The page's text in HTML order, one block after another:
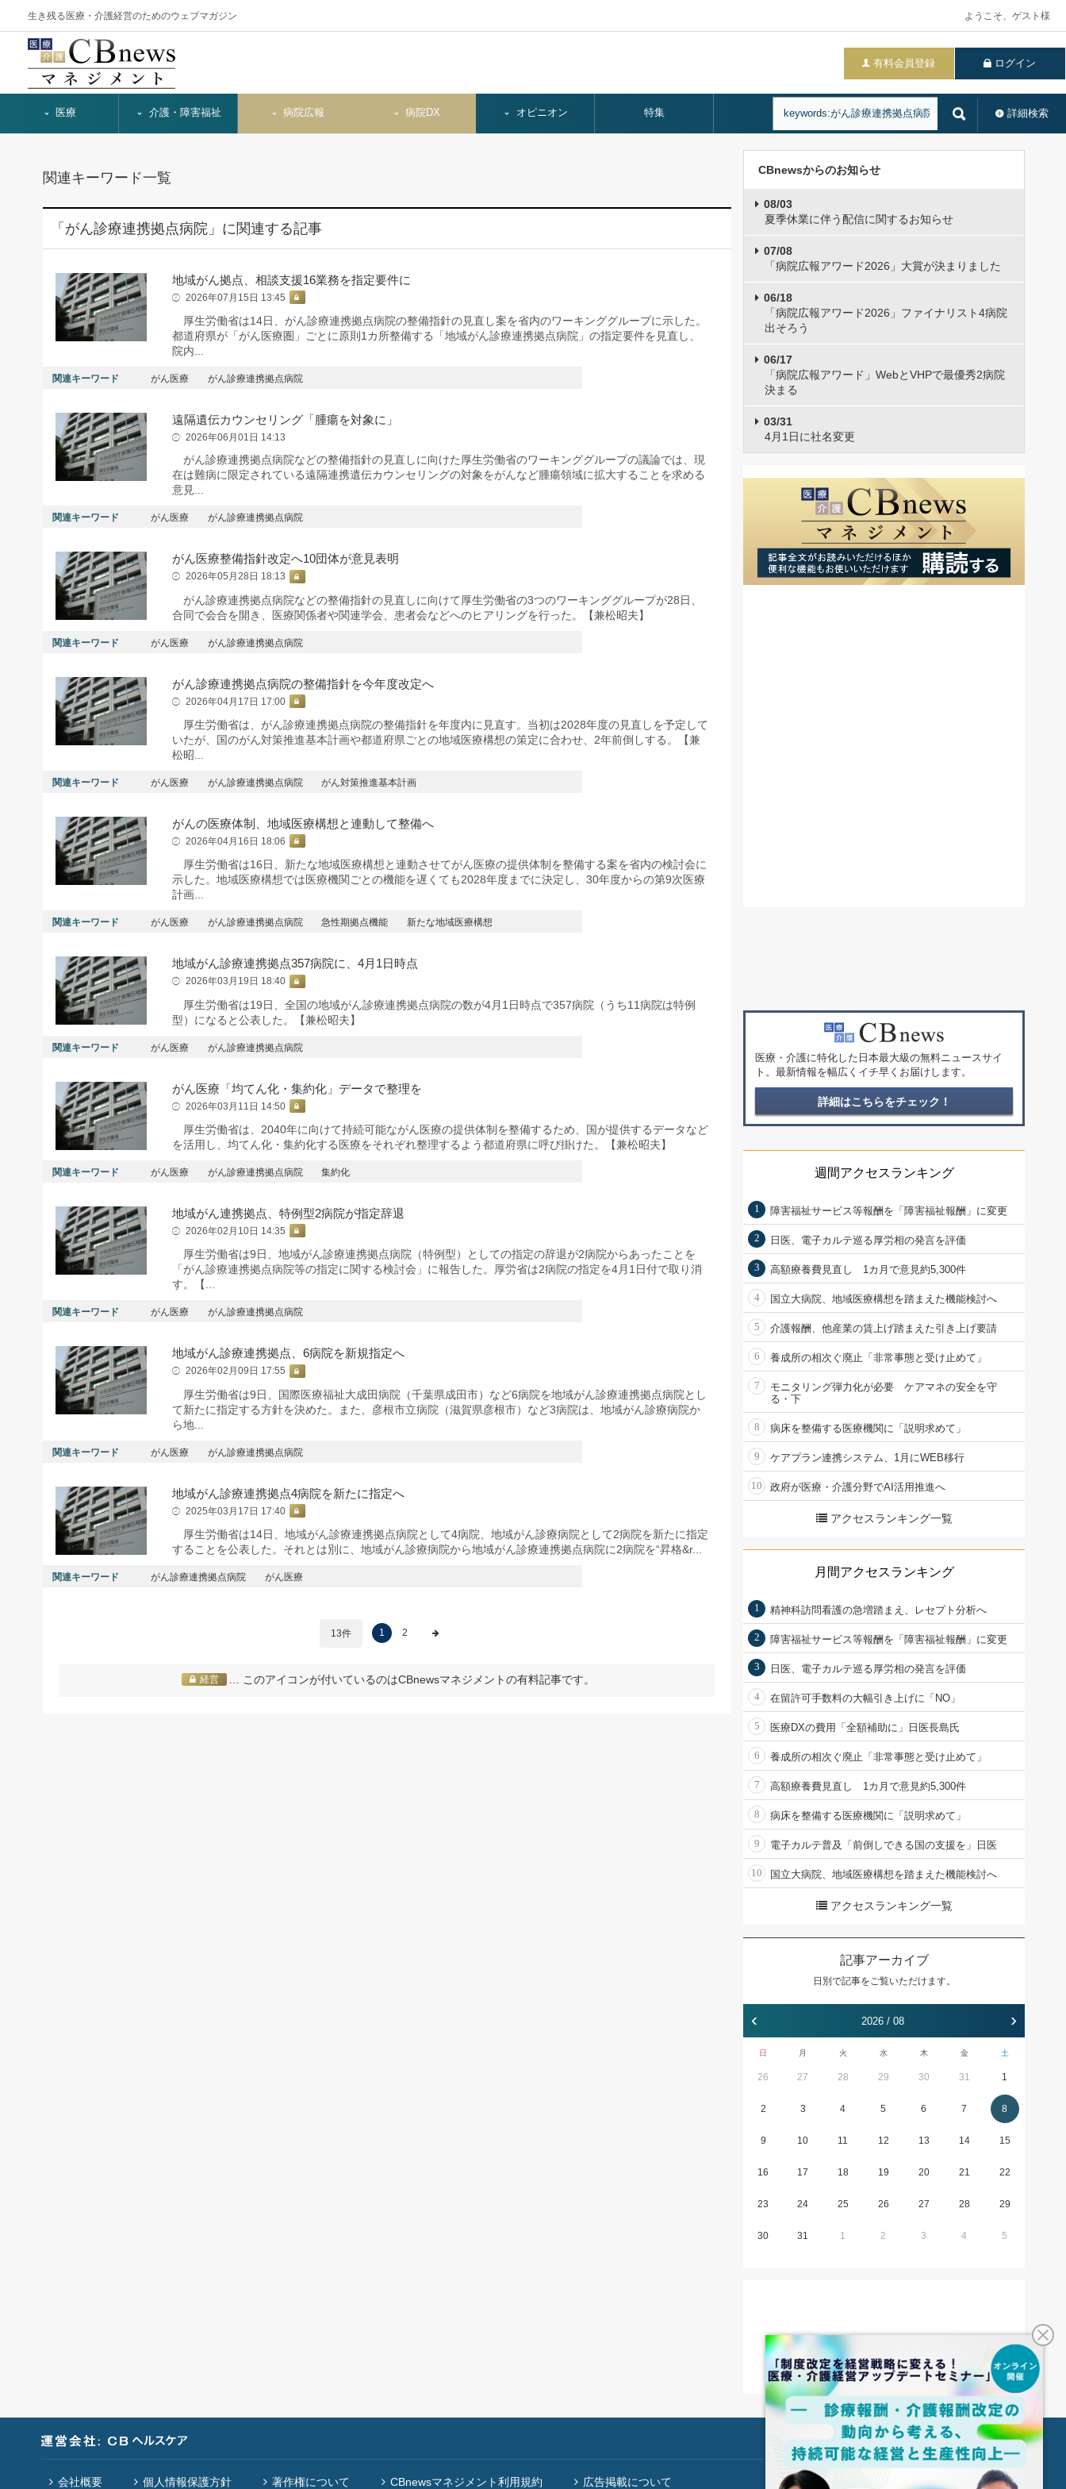
生き残る医療・介護経営のためのウェブマガジン ようこそ、ゲスト様
有料会員登録 ログイン
詳細検索
医療 介護・障害福祉 病院広報 病院DX オピニオン 特集
関連キーワード一覧
「がん診療連携拠点病院」に関連する記事
地域がん拠点、相談支援16業務を指定要件に
2026年07月15日 13:45
厚生労働省は14日、がん診療連携拠点病院の整備指針の見直し案を省内のワーキンググループに示した。
都道府県が「がん医療圏」ごとに原則1カ所整備する「地域がん診療連携拠点病院」の指定要件を見直し、
院内...
関連キーワード がん医療 がん診療連携拠点病院
遠隔遺伝カウンセリング「腫瘍を対象に」
2026年06月01日 14:13
がん診療連携拠点病院などの整備指針の見直しに向けた厚生労働省のワーキンググループの議論では、現
在は難病に限定されている遠隔連携遺伝カウンセリングの対象をがんなど腫瘍領域に拡大することを求める
意見...
関連キーワード がん医療 がん診療連携拠点病院
がん医療整備指針改定へ10団体が意見表明
2026年05月28日 18:13
がん診療連携拠点病院などの整備指針の見直しに向けて厚生労働省の3つのワーキンググループが28日、
合同で会合を開き、医療関係者や関連学会、患者会などへのヒアリングを行った。【兼松昭夫】
関連キーワード がん医療 がん診療連携拠点病院
がん診療連携拠点病院の整備指針を今年度改定へ
2026年04月17日 17:00
厚生労働省は、がん診療連携拠点病院の整備指針を年度内に見直す。当初は2028年度の見直しを予定して
いたが、国のがん対策推進基本計画や都道府県ごとの地域医療構想の策定に合わせ、2年前倒しする。【兼
松昭...
関連キーワード がん医療 がん診療連携拠点病院 がん対策推進基本計画
がんの医療体制、地域医療構想と連動して整備へ
2026年04月16日 18:06
厚生労働省は16日、新たな地域医療構想と連動させてがん医療の提供体制を整備する案を省内の検討会に
示した。地域医療構想では医療機関ごとの機能を遅くても2028年度までに決定し、30年度からの第9次医療
計画...
関連キーワード がん医療 がん診療連携拠点病院 急性期拠点機能 新たな地域医療構想
地域がん診療連携拠点357病院に、4月1日時点
2026年03月19日 18:40
厚生労働省は19日、全国の地域がん診療連携拠点病院の数が4月1日時点で357病院（うち11病院は特例
型）になると公表した。【兼松昭夫】
関連キーワード がん医療 がん診療連携拠点病院
がん医療「均てん化・集約化」データで整理を
2026年03月11日 14:50
厚生労働省は、2040年に向けて持続可能ながん医療の提供体制を整備するため、国が提供するデータなど
を活用し、均てん化・集約化する医療をそれぞれ整理するよう都道府県に呼び掛けた。【兼松昭夫】
関連キーワード がん医療 がん診療連携拠点病院 集約化
地域がん連携拠点、特例型2病院が指定辞退
2026年02月10日 14:35
厚生労働省は9日、地域がん診療連携拠点病院（特例型）としての指定の辞退が2病院からあったことを
「がん診療連携拠点病院等の指定に関する検討会」に報告した。厚労省は2病院の指定を4月1日付で取り消
す。【...
関連キーワード がん医療 がん診療連携拠点病院
地域がん診療連携拠点、6病院を新規指定へ
2026年02月09日 17:55
厚生労働省は9日、国際医療福祉大成田病院（千葉県成田市）など6病院を地域がん診療連携拠点病院とし
て新たに指定する方針を決めた。また、彦根市立病院（滋賀県彦根市）など3病院は、地域がん診療病院か
ら地...
関連キーワード がん医療 がん診療連携拠点病院
地域がん診療連携拠点4病院を新たに指定へ
2025年03月17日 17:40
厚生労働省は14日、地域がん診療連携拠点病院として4病院、地域がん診療病院として2病院を新たに指定
することを公表した。それとは別に、地域がん診療病院から地域がん診療連携拠点病院に2病院を“昇格&r...
関連キーワード がん診療連携拠点病院 がん医療
13件 1 2
経営 … このアイコンが付いているのはCBnewsマネジメントの有料記事です。
CBnewsからのお知らせ
08/03
夏季休業に伴う配信に関するお知らせ
07/08
「病院広報アワード2026」大賞が決まりました
06/18
「病院広報アワード2026」ファイナリスト4病院
出そろう
06/17
「病院広報アワード」WebとVHPで最優秀2病院
決まる
03/31
4月1日に社名変更
医療・介護に特化した日本最大級の無料ニュースサイ
ト。最新情報を幅広くイチ早くお届けします。
詳細はこちらをチェック！
週間アクセスランキング
1 障害福祉サービス等報酬を「障害福祉報酬」に変更
2 日医、電子カルテ巡る厚労相の発言を評価
3 高額療養費見直し 1カ月で意見約5,300件
4 国立大病院、地域医療構想を踏まえた機能検討へ
5 介護報酬、他産業の賃上げ踏まえた引き上げ要請
6 養成所の相次ぐ廃止「非常事態と受け止めて」
7
モニタリング弾力化が必要 ケアマネの安全を守
る・下
8 病床を整備する医療機関に「説明求めて」
9 ケアプラン連携システム、1月にWEB移行
10 政府が医療・介護分野でAI活用推進へ
アクセスランキング一覧
月間アクセスランキング
1 精神科訪問看護の急増踏まえ、レセプト分析へ
2 障害福祉サービス等報酬を「障害福祉報酬」に変更
3 日医、電子カルテ巡る厚労相の発言を評価
4 在留許可手数料の大幅引き上げに「NO」
5 医療DXの費用「全額補助に」日医長島氏
6 養成所の相次ぐ廃止「非常事態と受け止めて」
7 高額療養費見直し 1カ月で意見約5,300件
8 病床を整備する医療機関に「説明求めて」
9 電子カルテ普及「前倒しできる国の支援を」日医
10 国立大病院、地域医療構想を踏まえた機能検討へ
アクセスランキング一覧
記事アーカイブ
日別で記事をご覧いただけます。
‹ 2026 / 08 ›
日 月 火 水 木 金 土
26 27 28 29 30 31 1
2 3 4 5 6 7 8
9 10 11 12 13 14 15
16 17 18 19 20 21 22
23 24 25 26 27 28 29
30 31 1 2 3 4 5
会社概要 個人情報保護方針 著作権について CBnewsマネジメント利用規約 広告掲載について